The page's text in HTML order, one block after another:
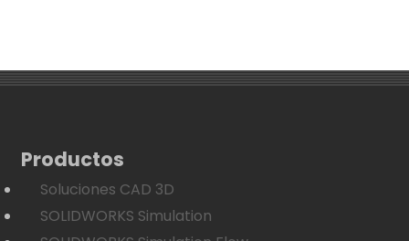
Productos
Soluciones CAD 3D
SOLIDWORKS Simulation